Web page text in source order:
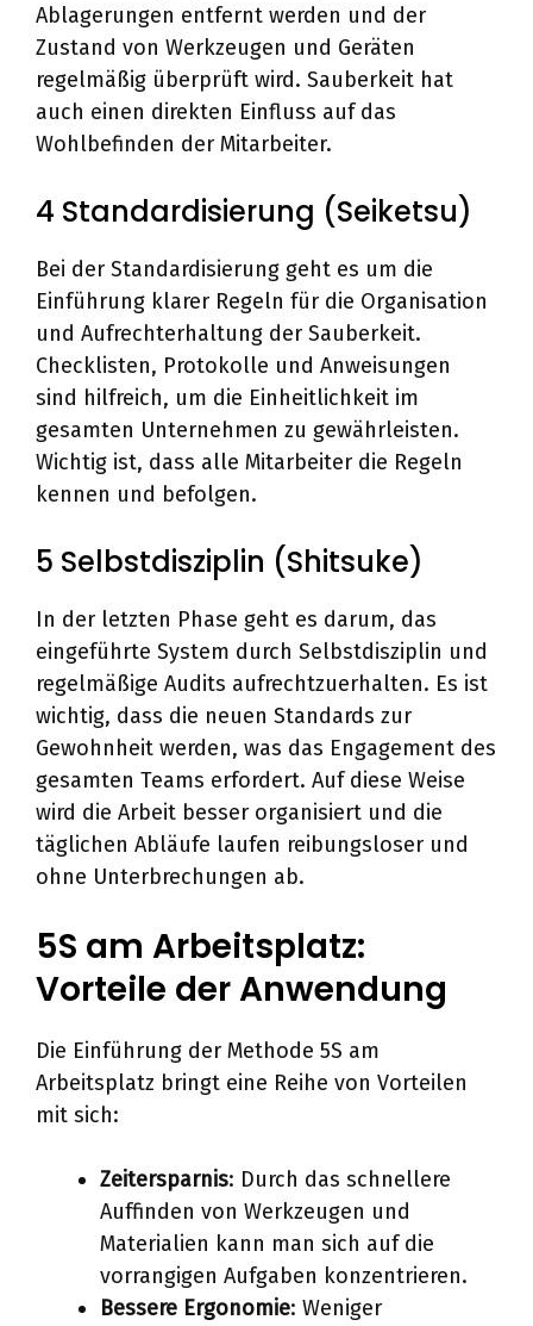
Ablagerungen entfernt werden und der
Zustand von Werkzeugen und Geräten
regelmäßig überprüft wird. Sauberkeit hat
auch einen direkten Einfluss auf das
Wohlbefinden der Mitarbeiter.
4 Standardisierung (Seiketsu)
Bei der Standardisierung geht es um die
Einführung klarer Regeln für die Organisation
und Aufrechterhaltung der Sauberkeit.
Checklisten, Protokolle und Anweisungen
sind hilfreich, um die Einheitlichkeit im
gesamten Unternehmen zu gewährleisten.
Wichtig ist, dass alle Mitarbeiter die Regeln
kennen und befolgen.
5 Selbstdisziplin (Shitsuke)
In der letzten Phase geht es darum, das
eingeführte System durch Selbstdisziplin und
regelmäßige Audits aufrechtzuerhalten. Es ist
wichtig, dass die neuen Standards zur
Gewohnheit werden, was das Engagement des
gesamten Teams erfordert. Auf diese Weise
wird die Arbeit besser organisiert und die
täglichen Abläufe laufen reibungsloser und
ohne Unterbrechungen ab.
5S am Arbeitsplatz:
Vorteile der Anwendung
Die Einführung der Methode 5S am
Arbeitsplatz bringt eine Reihe von Vorteilen
mit sich:
Zeitersparnis: Durch das schnellere
Auffinden von Werkzeugen und
Materialien kann man sich auf die
vorrangigen Aufgaben konzentrieren.
Bessere Ergonomie: Weniger